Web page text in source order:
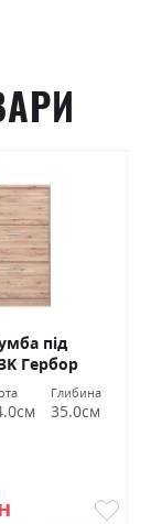
під
Гербор
Глибина
35.0см